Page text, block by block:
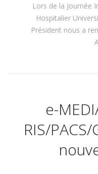
Lors de la Journée
Hospitalier
Président nous a
e-
RIS/